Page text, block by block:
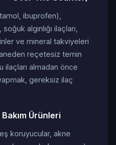
ibuprofen),
algınlığı ilaçları,
ve mineral takviyeleri
reçetesiz temin
ilaçları almadan önce
gereksiz ilaç
Ürünleri
koruyucular, akne